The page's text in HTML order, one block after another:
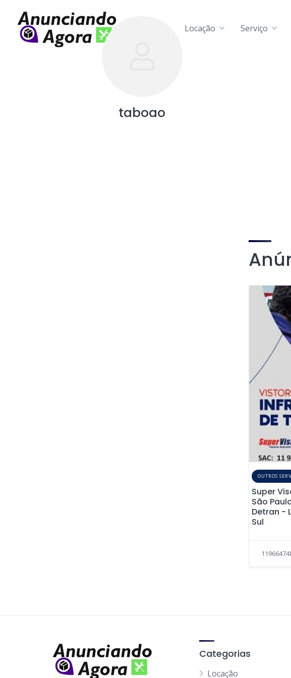
Locação Serviço
taboao
OUTROS
Super
São
Detran -
Sul
Categorias
Locação